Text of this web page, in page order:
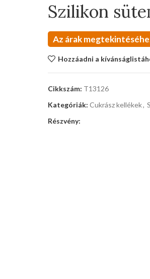
Szilikon
Az árak
Hozzáadni a
Cikkszám: T13126
Kategóriák: Cukrász kellékek,
Részvény: